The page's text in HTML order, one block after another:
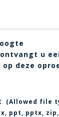
u
deze
(Allowed file
ppt, pptx, zip,